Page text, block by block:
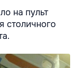
на пульт
столичного